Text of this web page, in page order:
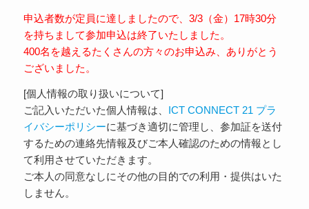
申込者数が定員に達しましたので、3/3（金）17時30分
を持ちまして参加申込は終了いたしました。
400名を越えるたくさんの方々のお申込み、ありがとう
ございました。
[個人情報の取り扱いについて]
ご記入いただいた個人情報は、 ICT CONNECT 21 プラ
イバシーポリシーに基づき適切に管理し、参加証を送付
するための連絡先情報及びご本人確認のための情報とし
て利用させていただきます。
ご本人の同意なしにその他の目的での利用・提供はいた
しません。